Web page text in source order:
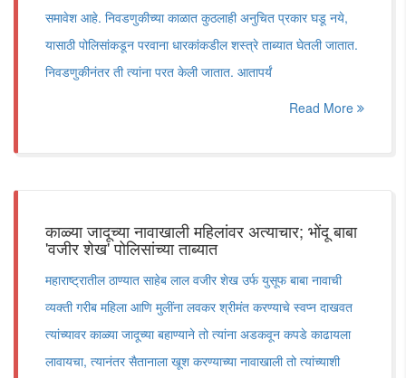
समावेश आहे. निवडणुकीच्या काळात कुठलाही अनुचित प्रकार घडू नये,
यासाठी पोलिसांकडून परवाना धारकांकडील शस्त्रे ताब्यात घेतली जातात.
निवडणुकीनंतर ती त्यांना परत केली जातात. आतापर्यं
Read More
काळ्या जादूच्या नावाखाली महिलांवर अत्याचार; भोंदू बाबा
'वजीर शेख' पोलिसांच्या ताब्यात
महाराष्ट्रातील ठाण्यात साहेब लाल वजीर शेख उर्फ युसूफ बाबा नावाची
व्यक्ती गरीब महिला आणि मुलींना लवकर श्रीमंत करण्याचे स्वप्न दाखवत
त्यांच्यावर काळ्या जादूच्या बहाण्याने तो त्यांना अडकवून कपडे काढायला
लावायचा, त्यानंतर सैतानाला खूश करण्याच्या नावाखाली तो त्यांच्याशी